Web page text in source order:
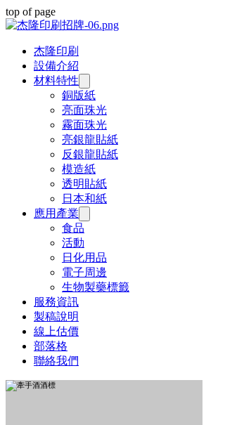
top of page
杰隆印刷
設備介紹
材料特性
銅版紙
亮面珠光
霧面珠光
亮銀龍貼紙
反銀龍貼紙
模造紙
透明貼紙
日本和紙
應用產業
食品
活動
日化用品
電子周邊
生物製藥標籤
服務資訊
製稿說明
線上估價
部落格
聯絡我們